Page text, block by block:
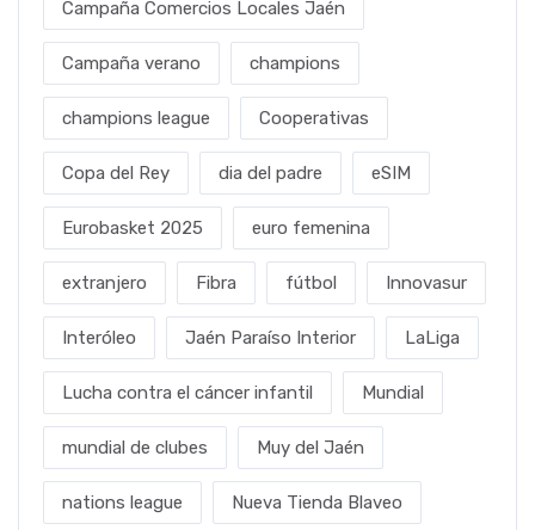
Campaña Comercios Locales Jaén
Campaña verano champions
champions league Cooperativas
Copa del Rey dia del padre eSIM
Eurobasket 2025 euro femenina
extranjero Fibra fútbol Innovasur
Interóleo Jaén Paraíso Interior LaLiga
Lucha contra el cáncer infantil Mundial
mundial de clubes Muy del Jaén
nations league Nueva Tienda Blaveo